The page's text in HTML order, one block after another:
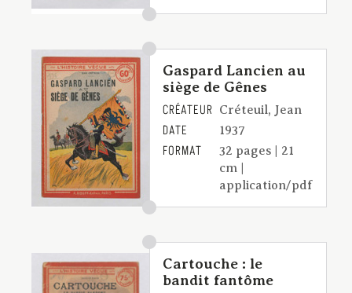
Gaspard Lancien au
siège de Gênes
CRÉATEUR Créteuil, Jean
DATE 1937
FORMAT
32 pages | 21
cm |
application/pdf
Cartouche : le
bandit fantôme